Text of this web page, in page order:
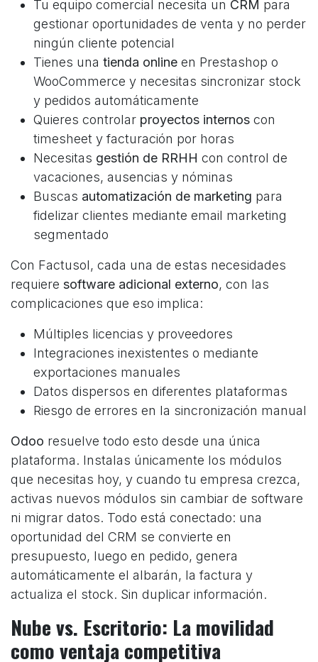
Tu equipo comercial necesita un CRM para
gestionar oportunidades de venta y no perder
ningún cliente potencial
Tienes una tienda online en Prestashop o
WooCommerce y necesitas sincronizar stock
y pedidos automáticamente
Quieres controlar proyectos internos con
timesheet y facturación por horas
Necesitas gestión de RRHH con control de
vacaciones, ausencias y nóminas
Buscas automatización de marketing para
fidelizar clientes mediante email marketing
segmentado
Con Factusol, cada una de estas necesidades
requiere software adicional externo, con las
complicaciones que eso implica:
Múltiples licencias y proveedores
Integraciones inexistentes o mediante
exportaciones manuales
Datos dispersos en diferentes plataformas
Riesgo de errores en la sincronización manual
Odoo resuelve todo esto desde una única
plataforma. Instalas únicamente los módulos
que necesitas hoy, y cuando tu empresa crezca,
activas nuevos módulos sin cambiar de software
ni migrar datos. Todo está conectado: una
oportunidad del CRM se convierte en
presupuesto, luego en pedido, genera
automáticamente el albarán, la factura y
actualiza el stock. Sin duplicar información.
Nube vs. Escritorio: La movilidad
como ventaja competitiva